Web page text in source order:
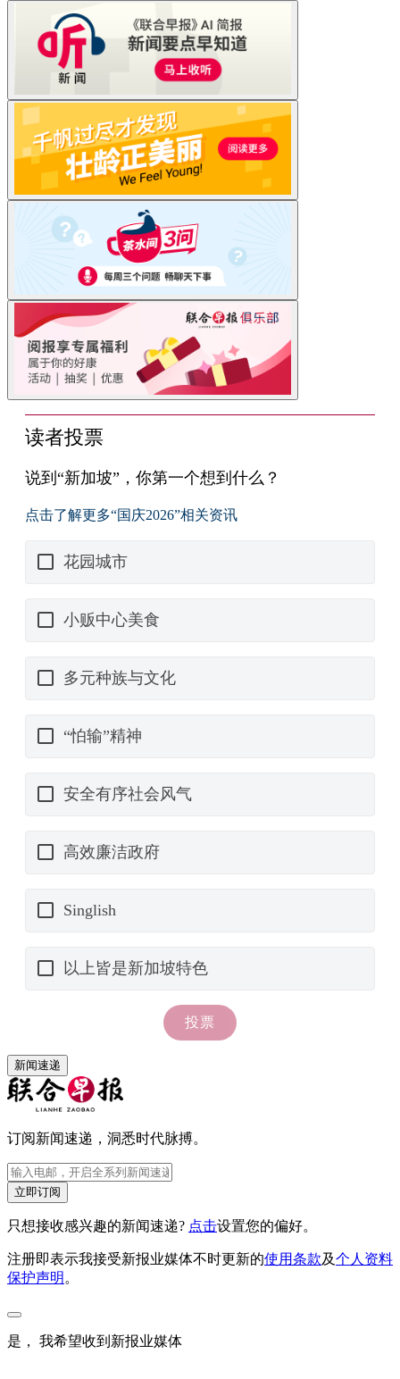
新闻速递
订阅新闻速递，洞悉时代脉搏。
立即订阅
只想接收感兴趣的新闻速递? 点击设置您的偏好。
注册即表示我接受新报业媒体不时更新的使用条款及个人资料
保护声明 。
是， 我希望收到新报业媒体